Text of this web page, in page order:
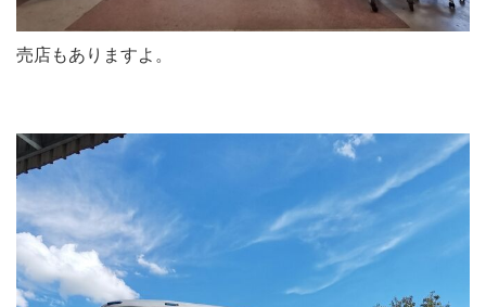
売店もありますよ。